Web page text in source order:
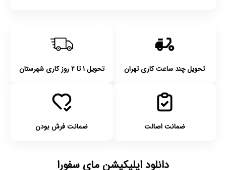
تحویل چند ساعت کاری تهران تحویل ۱ تا ۲ روز کاری شهرستان
ضمانت اصالت ضمانت فرش بودن
دانلود اپلیکیشن مای سفورا